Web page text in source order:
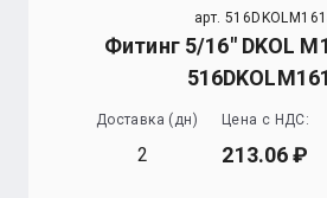
арт.
Фитинг 5/16" DKOL
Доставка (дн)
2
Цена с НДС:
213.06